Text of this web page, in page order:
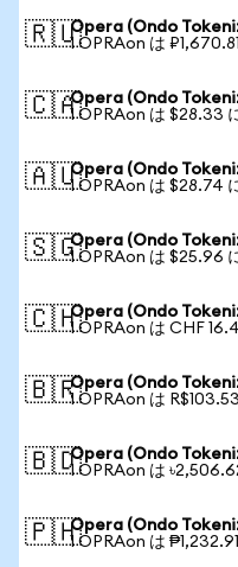
🇷🇺Opera (Ondo
1 OPRAon は
🇨🇦Opera (Ondo
1 OPRAon は $28.33
🇦🇺Opera (Ondo
1 OPRAon は $28.74
🇸🇬Opera (Ondo
1 OPRAon は $25.96
🇨🇭Opera (Ondo
1 OPRAon は CHF
🇧🇷Opera (Ondo
1 OPRAon は
🇧🇩Opera (Ondo
1 OPRAon は
🇵🇭Opera (Ondo
1 OPRAon は